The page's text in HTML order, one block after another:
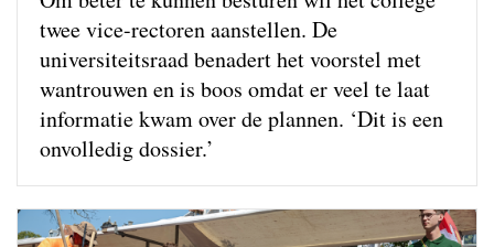
twee vice-rectoren aanstellen. De
universiteitsraad benadert het voorstel met
wantrouwen en is boos omdat er veel te laat
informatie kwam over de plannen. ‘Dit is een
onvolledig dossier.’